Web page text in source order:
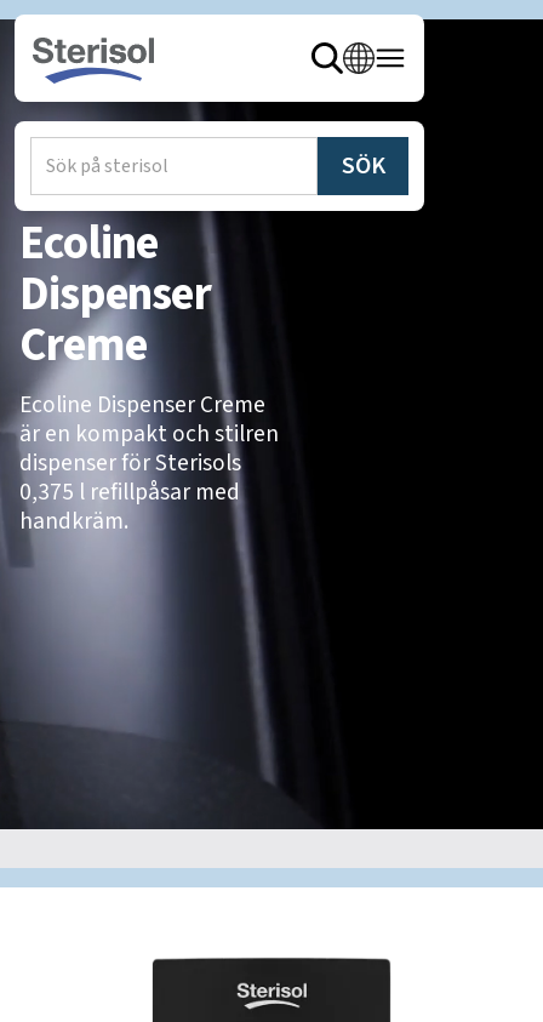
Ecoline
Dispenser
Creme
Ecoline Dispenser Creme
är en kompakt och stilren
dispenser för Sterisols
0,375 l refillpåsar med
handkräm.